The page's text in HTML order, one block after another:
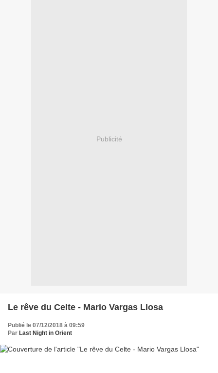
Publicité
Le rêve du Celte - Mario Vargas Llosa
Publié le 07/12/2018 à 09:59
Par Last Night in Orient